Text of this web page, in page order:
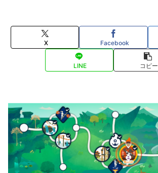
X Facebook
LINE コピー